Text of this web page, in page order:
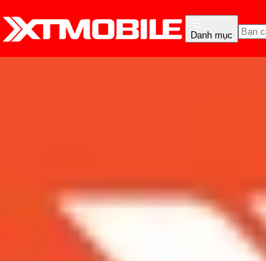
Danh mục
Tuyệt chiêu chụp
Admin
Ngày đăng: